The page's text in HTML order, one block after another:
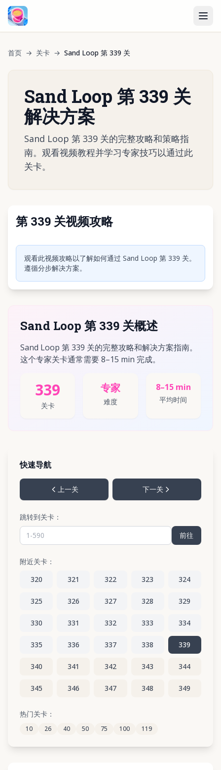
首页 → 关卡 → Sand Loop 第 339 关
Sand Loop 第 339 关
解决方案
Sand Loop 第 339 关的完整攻略和策略指
南。观看视频教程并学习专家技巧以通过此
关卡。
第 339 关视频攻略
点击播放视频
观看此视频攻略以了解如何通过 Sand Loop 第 339 关。
遵循分步解决方案。
Sand Loop 第 339 关概述
Sand Loop 第 339 关的完整攻略和解决方案指南。
这个专家关卡通常需要 8–15 min 完成。
339
关卡
专家
难度
8–15 min
平均时间
快速导航
上一关 下一关
跳转到关卡：
前往
附近关卡：
320
321 322 323 324
325 326 327 328 329
330 331 332 333 334
335 336 337 338 339
340 341 342 343 344
345 346 347 348 349
350
355 356 357 358
热门关卡：
10 26 40 50 75 100 119